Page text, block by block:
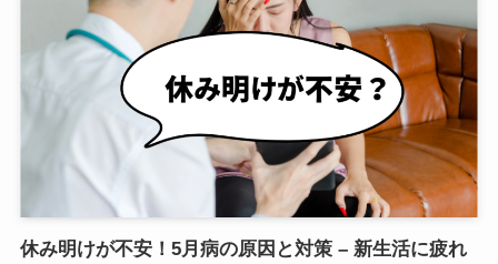
休み明けが不安！5月病の原因と対策 – 新生活に疲れ